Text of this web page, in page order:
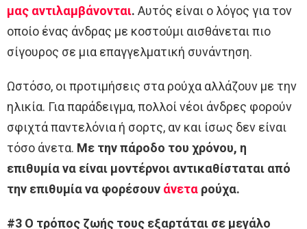
μας αντιλαμβάνονται. Αυτός είναι ο λόγος για τον
οποίο ένας άνδρας με κοστούμι αισθάνεται πιο
σίγουρος σε μια επαγγελματική συνάντηση.
Ωστόσο, οι προτιμήσεις στα ρούχα αλλάζουν με την
ηλικία. Για παράδειγμα, πολλοί νέοι άνδρες φορούν
σφιχτά παντελόνια ή σορτς, αν και ίσως δεν είναι
τόσο άνετα. Με την πάροδο του χρόνου, η
επιθυμία να είναι μοντέρνοι αντικαθίσταται από
την επιθυμία να φορέσουν άνετα ρούχα.
#3 Ο τρόπος ζωής τους εξαρτάται σε μεγάλο